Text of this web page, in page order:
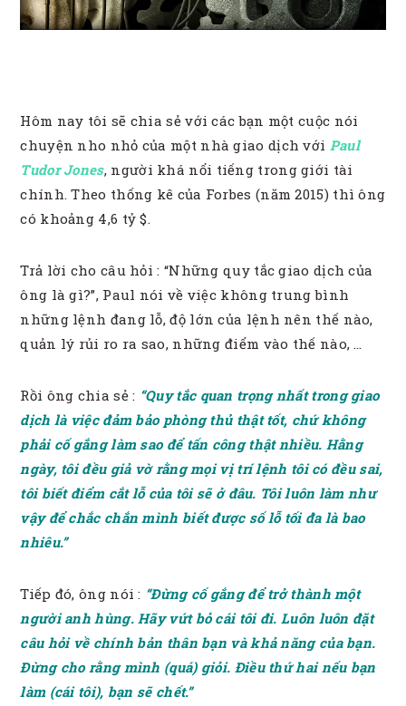
Hôm nay tôi sẽ chia sẻ với các bạn một cuộc nói
chuyện nho nhỏ của một nhà giao dịch với Paul
Tudor Jones, người khá nổi tiếng trong giới tài
chính. Theo thống kê của Forbes (năm 2015) thì ông
có khoảng 4,6 tỷ $.
Trả lời cho câu hỏi : “Những quy tắc giao dịch của
ông là gì?”, Paul nói về việc không trung bình
những lệnh đang lỗ, độ lớn của lệnh nên thế nào,
quản lý rủi ro ra sao, những điểm vào thế nào, …
Rồi ông chia sẻ : “Quy tắc quan trọng nhất trong giao
dịch là việc đảm bảo phòng thủ thật tốt, chứ không
phải cố gắng làm sao để tấn công thật nhiều. Hằng
ngày, tôi đều giả vờ rằng mọi vị trí lệnh tôi có đều sai,
tôi biết điểm cắt lỗ của tôi sẽ ở đâu. Tôi luôn làm như
vậy để chắc chắn mình biết được số lỗ tối đa là bao
nhiêu.”
Tiếp đó, ông nói : “Đừng cố gắng để trở thành một
người anh hùng. Hãy vứt bỏ cái tôi đi. Luôn luôn đặt
câu hỏi về chính bản thân bạn và khả năng của bạn.
Đừng cho rằng mình (quá) giỏi. Điều thứ hai nếu bạn
làm (cái tôi), bạn sẽ chết.”